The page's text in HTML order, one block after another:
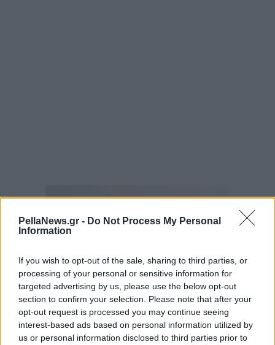
PellaNews.gr - Do Not Process My Personal
Information
If you wish to opt-out of the sale, sharing to third parties, or
processing of your personal or sensitive information for
targeted advertising by us, please use the below opt-out
section to confirm your selection. Please note that after your
opt-out request is processed you may continue seeing
interest-based ads based on personal information utilized by
us or personal information disclosed to third parties prior to